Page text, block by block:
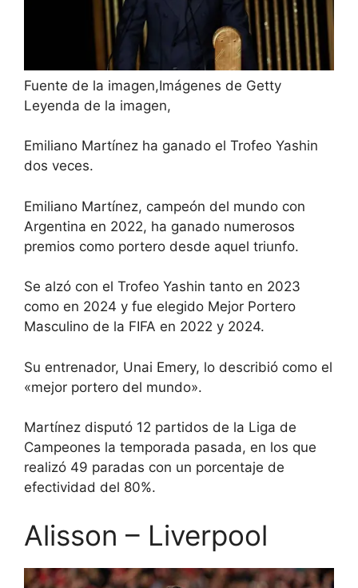
Fuente de la imagen,Imágenes de Getty
Leyenda de la imagen,
Emiliano Martínez ha ganado el Trofeo Yashin
dos veces.
Emiliano Martínez, campeón del mundo con
Argentina en 2022, ha ganado numerosos
premios como portero desde aquel triunfo.
Se alzó con el Trofeo Yashin tanto en 2023
como en 2024 y fue elegido Mejor Portero
Masculino de la FIFA en 2022 y 2024.
Su entrenador, Unai Emery, lo describió como el
«mejor portero del mundo».
Martínez disputó 12 partidos de la Liga de
Campeones la temporada pasada, en los que
realizó 49 paradas con un porcentaje de
efectividad del 80%.
Alisson – Liverpool